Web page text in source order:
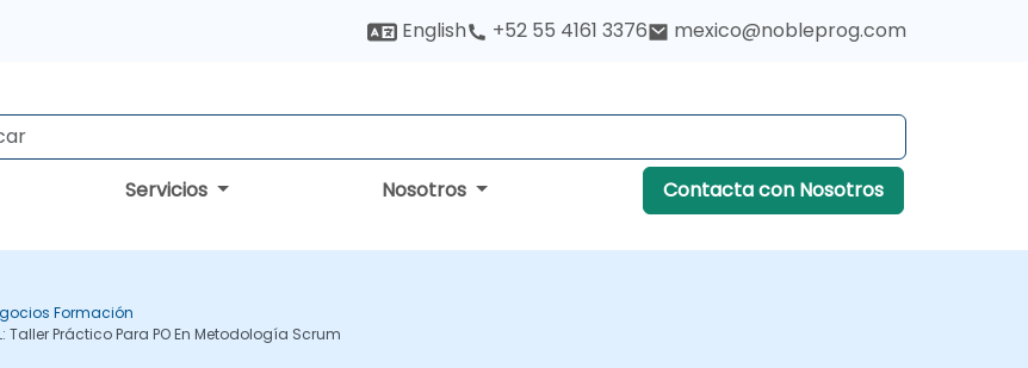
English +52 55 4161 3376 mexico@nobleprog.com
Servicios Nosotros Contacta con Nosotros
Formación
Práctico Para PO En Metodología Scrum